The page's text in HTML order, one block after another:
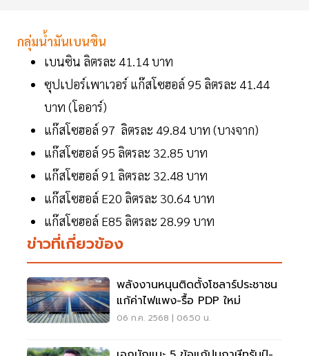
กลุ่มน้ำมันเบนซิน
เบนซิน ลิตรละ 41.14 บาท
ซุปเปอร์เพาเวอร์ แก๊สโซฮอล์ 95 ลิตรละ 41.44
บาท (โออาร์)
แก๊สโซฮอล์ 97 ลิตรละ 49.84 บาท (บางจาก)
แก๊สโซฮอล์ 95 ลิตรละ 32.85 บาท
แก๊สโซฮอล์ 91 ลิตรละ 32.48 บาท
แก๊สโซฮอล์ E20 ลิตรละ 30.64 บาท
แก๊สโซฮอล์ E85 ลิตรละ 28.99 บาท
ข่าวที่เกี่ยวข้อง
พลังงานหนุนติดตั้งโซลาร์ประชาชน
แก้ค่าไฟแพง-รื้อ PDP ใหม่
06 ก.ค. 2568 | 06:50 น.